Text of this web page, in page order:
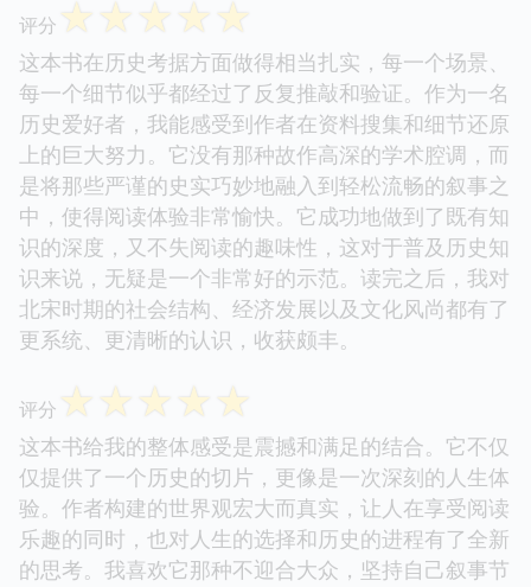
评分 ☆☆☆☆☆
这本书在历史考据方面做得相当扎实，每一个场景、
每一个细节似乎都经过了反复推敲和验证。作为一名
历史爱好者，我能感受到作者在资料搜集和细节还原
上的巨大努力。它没有那种故作高深的学术腔调，而
是将那些严谨的史实巧妙地融入到轻松流畅的叙事之
中，使得阅读体验非常愉快。它成功地做到了既有知
识的深度，又不失阅读的趣味性，这对于普及历史知
识来说，无疑是一个非常好的示范。读完之后，我对
北宋时期的社会结构、经济发展以及文化风尚都有了
更系统、更清晰的认识，收获颇丰。
评分 ☆☆☆☆☆
这本书给我的整体感受是震撼和满足的结合。它不仅
仅提供了一个历史的切片，更像是一次深刻的人生体
验。作者构建的世界观宏大而真实，让人在享受阅读
乐趣的同时，也对人生的选择和历史的进程有了全新
的思考。我喜欢它那种不迎合大众，坚持自己叙事节